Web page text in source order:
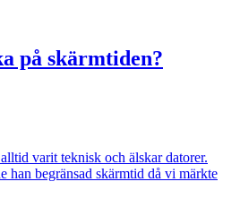
på skärmtiden?
varit teknisk och älskar datorer.
han begränsad skärmtid då vi märkte